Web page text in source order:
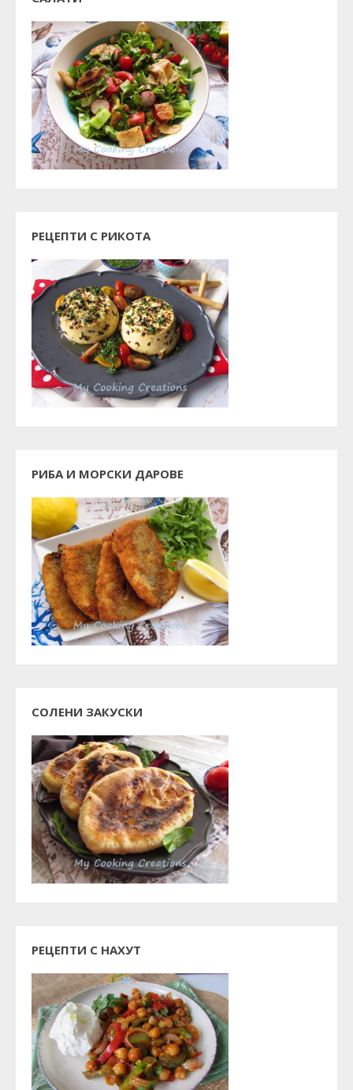
РЕЦЕПТИ С РИКОТА
РИБА И МОРСКИ ДАРОВЕ
СОЛЕНИ ЗАКУСКИ
РЕЦЕПТИ С НАХУТ